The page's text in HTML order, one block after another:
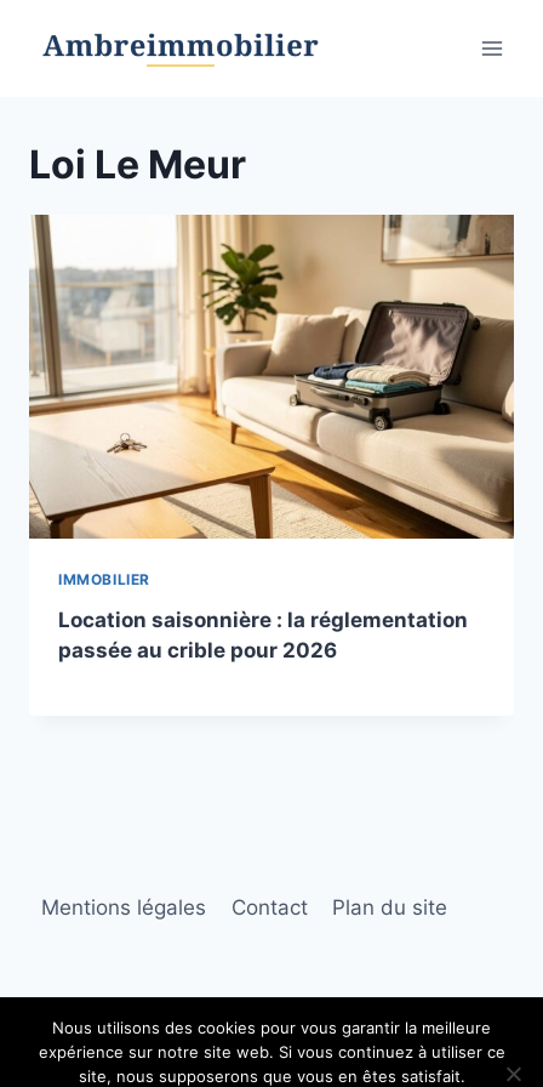
Loi Le Meur
IMMOBILIER
Location saisonnière : la réglementation
passée au crible pour 2026
Mentions légales Contact Plan du site
© 2026 Ambre immobilier
Nous utilisons des cookies pour vous garantir la meilleure
expérience sur notre site web. Si vous continuez à utiliser ce
site, nous supposerons que vous en êtes satisfait.